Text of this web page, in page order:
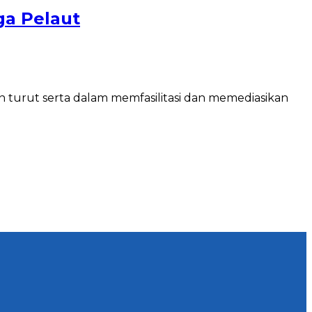
Pelaut
serta dalam memfasilitasi dan memediasikan